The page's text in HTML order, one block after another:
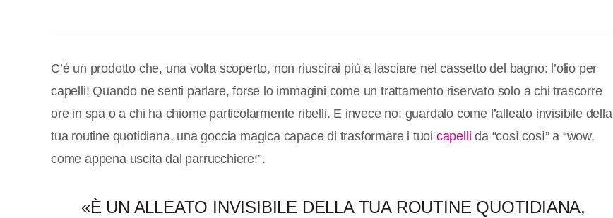
C’è un prodotto che, una volta scoperto, non riuscirai più a lasciare nel cassetto del bagno: l’olio per
capelli! Quando ne senti parlare, forse lo immagini come un trattamento riservato solo a chi trascorre
ore in spa o a chi ha chiome particolarmente ribelli. E invece no: guardalo come l’alleato invisibile della
tua routine quotidiana, una goccia magica capace di trasformare i tuoi capelli da “così così” a “wow,
come appena uscita dal parrucchiere!”.
«È UN ALLEATO INVISIBILE DELLA TUA ROUTINE QUOTIDIANA,